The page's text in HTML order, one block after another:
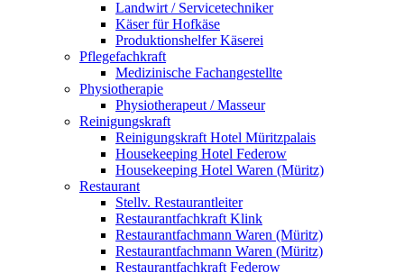
Landwirt / Servicetechniker
Käser für Hofkäse
Produktionshelfer Käserei
Pflegefachkraft
Medizinische Fachangestellte
Physiotherapie
Physiotherapeut / Masseur
Reinigungskraft
Reinigungskraft Hotel Müritzpalais
Housekeeping Hotel Federow
Housekeeping Hotel Waren (Müritz)
Restaurant
Stellv. Restaurantleiter
Restaurantfachkraft Klink
Restaurantfachmann Waren (Müritz)
Restaurantfachmann Waren (Müritz)
Restaurantfachkraft Federow